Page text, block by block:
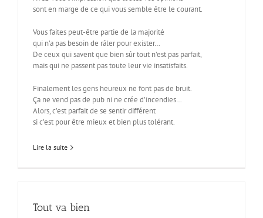
sont en marge de ce qui vous semble être le courant.
Vous faites peut-être partie de la majorité
qui n’a pas besoin de râler pour exister…
De ceux qui savent que bien sûr tout n’est pas parfait,
mais qui ne passent pas toute leur vie insatisfaits.
Finalement les gens heureux ne font pas de bruit.
Ça ne vend pas de pub ni ne crée d’incendies…
Alors, c’est parfait de se sentir différent
si c’est pour être mieux et bien plus tolérant.
Lire la suite
Tout va bien